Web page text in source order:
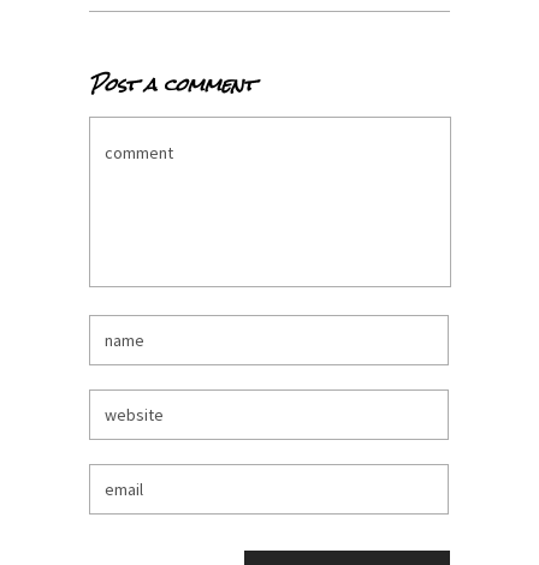
Post a comment